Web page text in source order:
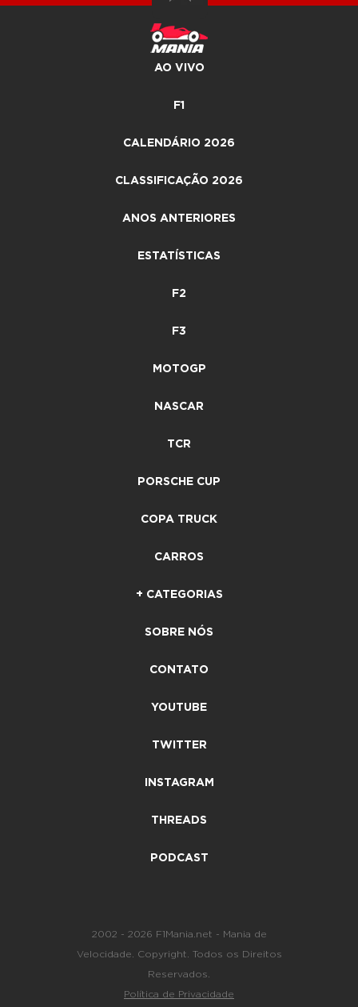
AO VIVO
F1
CALENDÁRIO 2026
CLASSIFICAÇÃO 2026
ANOS ANTERIORES
ESTATÍSTICAS
F2
F3
MOTOGP
NASCAR
TCR
PORSCHE CUP
COPA TRUCK
CARROS
+ CATEGORIAS
SOBRE NÓS
CONTATO
YOUTUBE
TWITTER
INSTAGRAM
THREADS
PODCAST
2002 - 2026 F1Mania.net - Mania de
Velocidade. Copyright. Todos os Direitos
Reservados.
Política de Privacidade